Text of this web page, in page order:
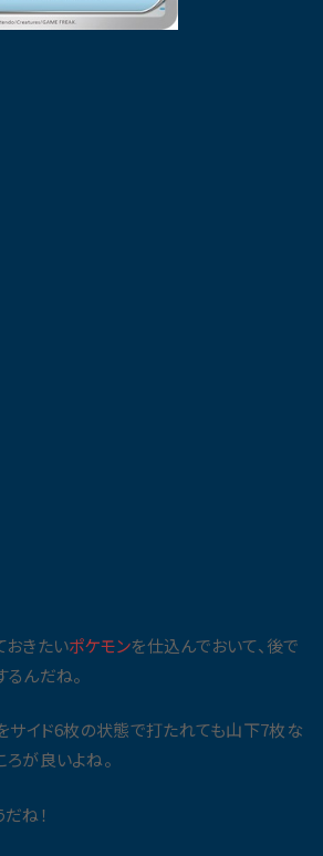
おきたいポケモンを仕込んでおいて、後で
んだね。
サイド6枚の状態で打たれても山下7枚な
が良いよね。
ね！